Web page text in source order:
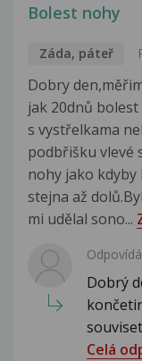
Bolest nohy
Záda, páteř
Dobry
jak 20dnů
s vystřelkama
podbřišku vlevé
nohy jako
stejna až
mi udělal sono...
Dobrý
Celá